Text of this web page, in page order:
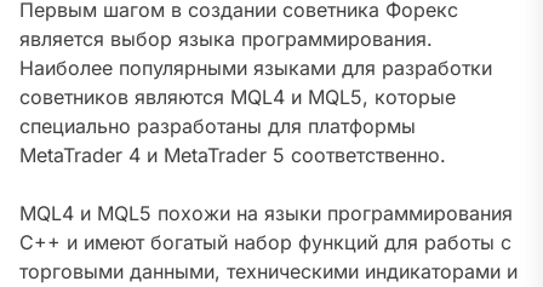
Первым шагом в создании советника Форекс
является выбор языка программирования.
Наиболее популярными языками для разработки
советников являются MQL4 и MQL5, которые
специально разработаны для платформы
MetaTrader 4 и MetaTrader 5 соответственно.
MQL4 и MQL5 похожи на языки программирования
C++ и имеют богатый набор функций для работы с
торговыми данными, техническими индикаторами и